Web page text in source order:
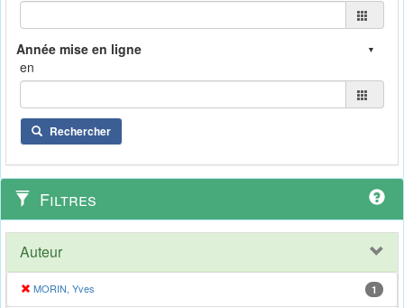
en
Rechercher
Filtres
Auteur
MORIN, Yves 1